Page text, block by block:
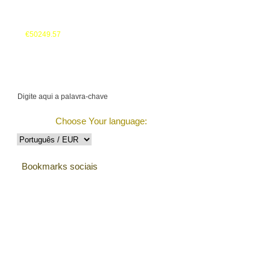
€50249.57
Choose Your language:
Bookmarks sociais